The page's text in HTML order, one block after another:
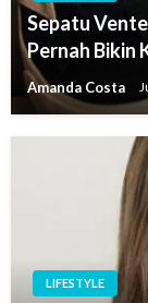
Sepatu
Pernah Bikin
Amanda Costa
LIFESTYLE